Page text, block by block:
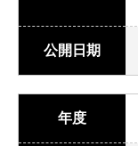
公開日期
年度